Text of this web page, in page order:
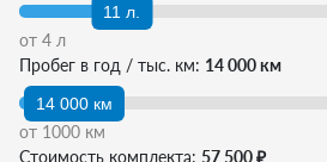
11 л.
от 4 л
Пробег в год / тыс. км: 14 000 км
14 000 км
от 1000 км
Стоимость комплекта: 57 500 ₽